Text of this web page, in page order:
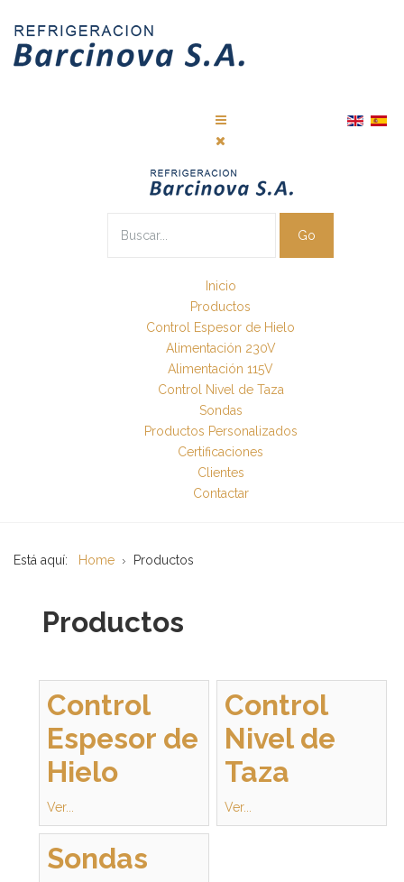
Go
Inicio
Productos
Control Espesor de Hielo
Alimentación 230V
Alimentación 115V
Control Nivel de Taza
Sondas
Productos Personalizados
Certificaciones
Clientes
Contactar
Está aquí: Home Productos
Productos
Control
Espesor de
Hielo
Ver...
Control
Nivel de
Taza
Ver...
Sondas